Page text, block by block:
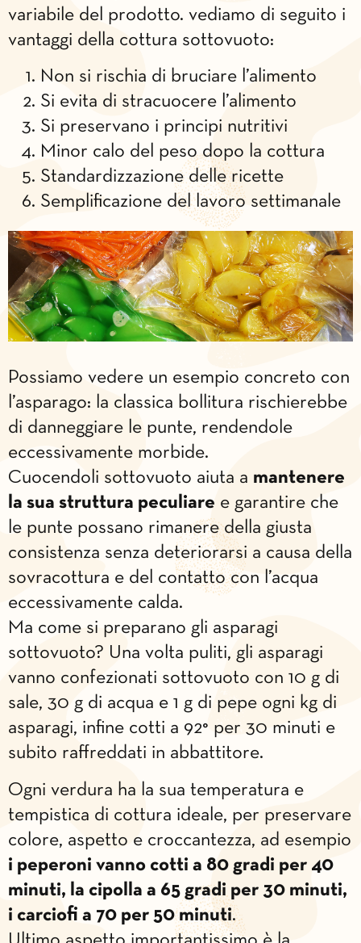
variabile del prodotto. vediamo di seguito i
vantaggi della cottura sottovuoto:
Non si rischia di bruciare l’alimento
Si evita di stracuocere l’alimento
Si preservano i principi nutritivi
Minor calo del peso dopo la cottura
Standardizzazione delle ricette
Semplificazione del lavoro settimanale
Possiamo vedere un esempio concreto con
l’asparago: la classica bollitura rischierebbe
di danneggiare le punte, rendendole
eccessivamente morbide.
Cuocendoli sottovuoto aiuta a mantenere
la sua struttura peculiare e garantire che
le punte possano rimanere della giusta
consistenza senza deteriorarsi a causa della
sovracottura e del contatto con l’acqua
eccessivamente calda.
Ma come si preparano gli asparagi
sottovuoto? Una volta puliti, gli asparagi
vanno confezionati sottovuoto con 10 g di
sale, 30 g di acqua e 1 g di pepe ogni kg di
asparagi, infine cotti a 92° per 30 minuti e
subito raffreddati in abbattitore.
Ogni verdura ha la sua temperatura e
tempistica di cottura ideale, per preservare
colore, aspetto e croccantezza, ad esempio
i peperoni vanno cotti a 80 gradi per 40
minuti, la cipolla a 65 gradi per 30 minuti,
i carciofi a 70 per 50 minuti.